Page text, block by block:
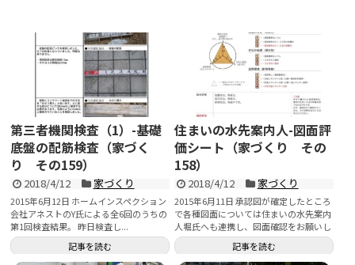
第三者機関検査（1）-基礎
底盤の配筋検査（家づく
り その159）
2018/4/12 家づくり
2015年6月12日 ホームインスペクション
会社アネストのY氏による全6回のうちの
第1回検査結果。 昨日検査し...
記事を読む
住まいの水先案内人-図面評
価シート（家づくり その
158）
2018/4/12 家づくり
2015年6月11日 承認図が確定したところ
で各種図面については住まいの水先案内
人堀氏へも連携し、図面確認をお願いし
ており、その評価結...
記事を読む